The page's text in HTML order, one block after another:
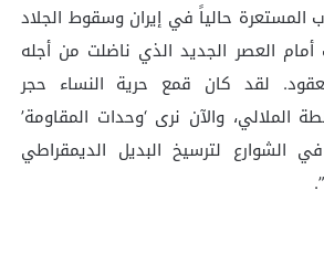
المستعرة حالياً في إيران وسقوط الجلاد
أمام العصر الجديد الذي ناضلت من أجله
لعقود. لقد كان قمع حرية النساء حجر
الملالي، والآن نرى ‘وحدات المقاومة’
الشوارع لترسيخ البديل الديمقراطي